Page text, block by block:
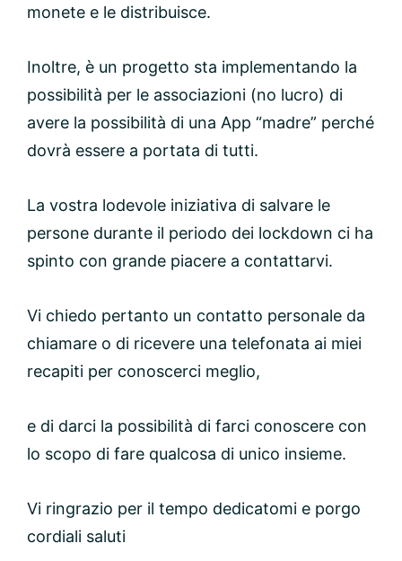
monete e le distribuisce.
Inoltre, è un progetto sta implementando la
possibilità per le associazioni (no lucro) di
avere la possibilità di una App “madre” perché
dovrà essere a portata di tutti.
La vostra lodevole iniziativa di salvare le
persone durante il periodo dei lockdown ci ha
spinto con grande piacere a contattarvi.
Vi chiedo pertanto un contatto personale da
chiamare o di ricevere una telefonata ai miei
recapiti per conoscerci meglio,
e di darci la possibilità di farci conoscere con
lo scopo di fare qualcosa di unico insieme.
Vi ringrazio per il tempo dedicatomi e porgo
cordiali saluti